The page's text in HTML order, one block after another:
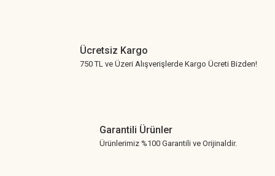
Ücretsiz Kargo
750 TL ve Üzeri Alışverişlerde Kargo Ücreti Bizden!
Garantili Ürünler
Ürünlerimiz %100 Garantili ve Orijinaldir.